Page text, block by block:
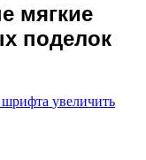
мягкие
поделок
шрифта увеличить